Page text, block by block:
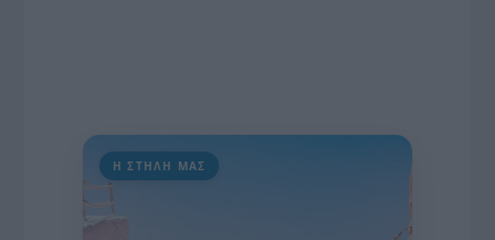
Η ΣΤΗΛΗ ΜΑΣ